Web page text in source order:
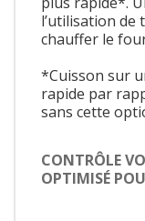
l’utilisation de
chauffer le
*Cuisson sur
rapide par
sans cette
CONTRÔLE
OPTIMISÉ